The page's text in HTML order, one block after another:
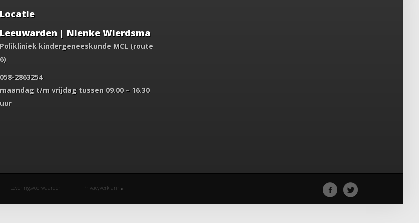
Locatie
Leeuwarden | Nienke Wierdsma
Polikliniek kindergeneeskunde MCL (route
6)
058-2863254
maandag t/m vrijdag tussen 09.00 – 16.30
uur
Leveringsvoorwaarden Privacyverklaring